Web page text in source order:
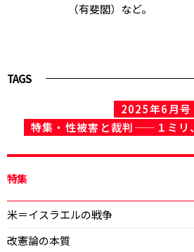
（有斐閣）など。
TAGS
2025年6月号
特集・性被害と裁判——１ミリ
特集
米＝イスラエルの戦争
改憲論の本質